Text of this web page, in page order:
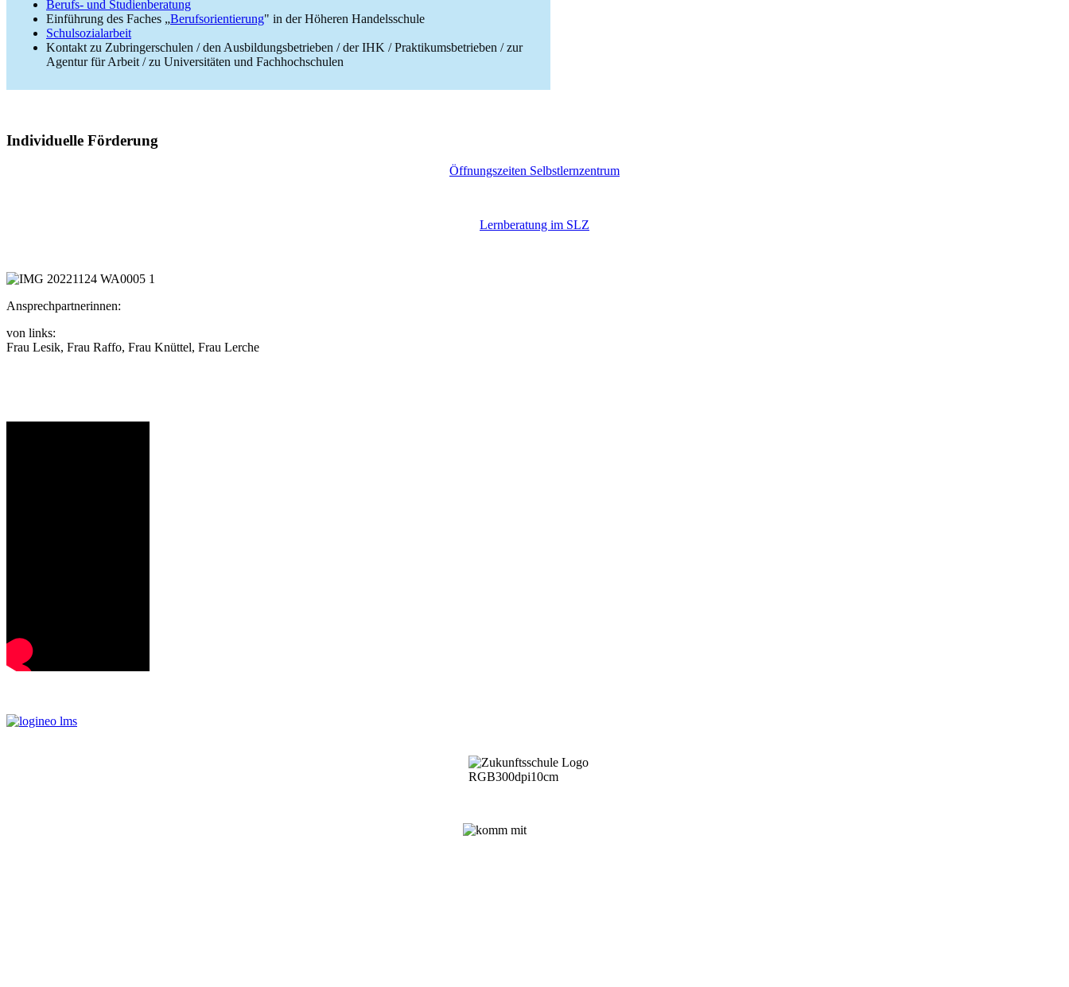
Berufs- und Studienberatung
Einführung des Faches „Berufsorientierung" in der Höheren Handelsschule
Schulsozialarbeit
Kontakt zu Zubringerschulen / den Ausbildungsbetrieben / der IHK / Praktikumsbetrieben / zur
Agentur für Arbeit / zu Universitäten und Fachhochschulen
Individuelle Förderung
Öffnungszeiten Selbstlernzentrum
Lernberatung im SLZ
Ansprechpartnerinnen:
von links:
Frau Lesik, Frau Raffo, Frau Knüttel, Frau Lerche